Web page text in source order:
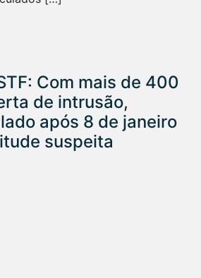
Com mais de 400
de intrusão,
após 8 de janeiro
suspeita